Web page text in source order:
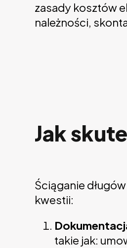
zasady kosztów
należności,
Jak
Ściąganie
kwestii:
takie jak: